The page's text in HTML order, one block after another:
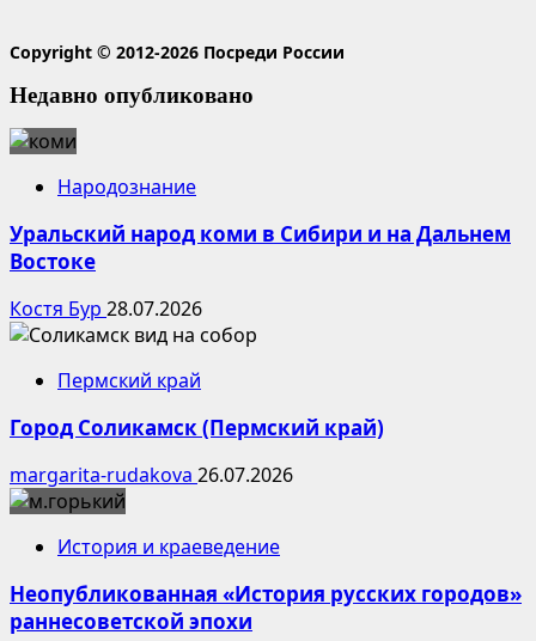
Copyright © 2012-2026 Посреди России
Недавно опубликовано
Народознание
Уральский народ коми в Сибири и на Дальнем
Востоке
Костя Бур 28.07.2026
Пермский край
Город Соликамск (Пермский край)
margarita-rudakova 26.07.2026
История и краеведение
Неопубликованная «История русских городов»
раннесоветской эпохи